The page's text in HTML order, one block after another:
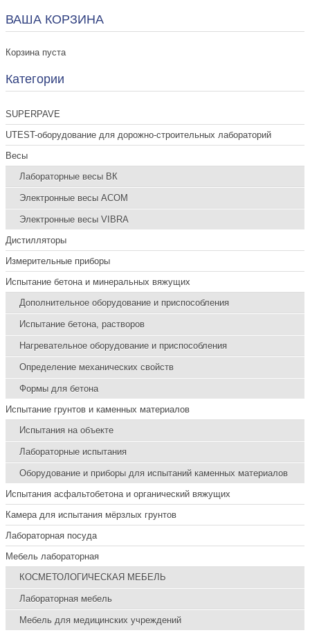
ВАША КОРЗИНА
Корзина пуста
Категории
SUPERPAVE
UTEST-оборудование для дорожно-строительных лабораторий
Весы
Лабораторные весы ВК
Электронные весы ACOM
Электронные весы VIBRA
Дистилляторы
Измерительные приборы
Испытание бетона и минеральных вяжущих
Дополнительное оборудование и приспособления
Испытание бетона, растворов
Нагревательное оборудование и приспособления
Определение механических свойств
Формы для бетона
Испытание грунтов и каменных материалов
Испытания на объекте
Лабораторные испытания
Оборудование и приборы для испытаний каменных материалов
Испытания асфальтобетона и органический вяжущих
Камера для испытания мёрзлых грунтов
Лабораторная посуда
Мебель лабораторная
КОСМЕТОЛОГИЧЕСКАЯ МЕБЕЛЬ
Лабораторная мебель
Мебель для медицинских учреждений